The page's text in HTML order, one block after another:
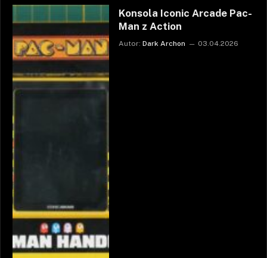
Konsola Iconic Arcade Pac-
Man z Action
Autor: Dark Archon 03.04.2026